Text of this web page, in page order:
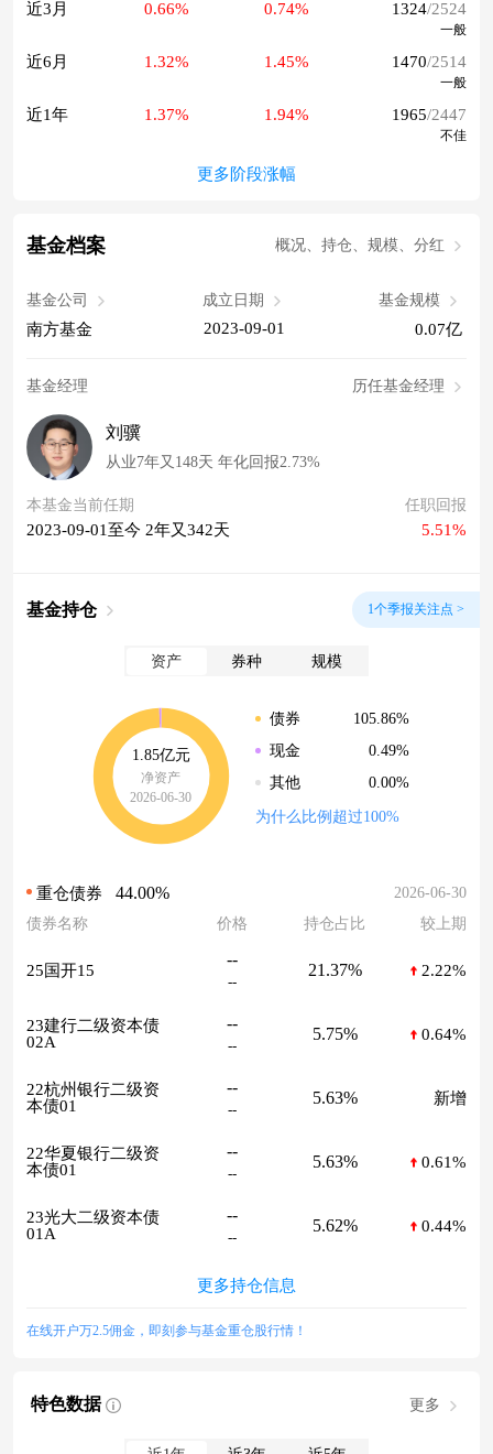
近3月 0.66% 0.74% 1324/2524
一般
近6月 1.32% 1.45% 1470/2514
一般
近1年 1.37% 1.94% 1965/2447
不佳
更多阶段涨幅
基金档案 概况、持仓、规模、分红
基金公司
南方基金
成立日期
2023-09-01
基金规模
0.07亿
基金经理 历任基金经理
刘骥
从业7年又148天 年化回报2.73%
本基金当前任期
2023-09-01至今 2年又342天
任职回报
5.51%
基金持仓 1个季报关注点 >
资产 券种 规模
1.85亿元
净资产
2026-06-30
债券
105.86%
现金
0.49%
其他
0.00%
为什么比例超过100%
重仓债券 44.00%
2026-06-30
债券名称
价格 持仓占比 较上期
25国开15
--
--
21.37% 2.22%
23建行二级资本债
02A
--
--
5.75% 0.64%
22杭州银行二级资
本债01
--
--
5.63% 新增
22华夏银行二级资
本债01
--
--
5.63% 0.61%
23光大二级资本债
01A
--
--
5.62% 0.44%
更多持仓信息
在线开户万2.5佣金，即刻参与基金重仓股行情！
特色数据 更多